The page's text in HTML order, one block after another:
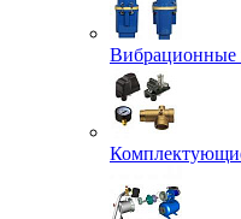
Вибрационные